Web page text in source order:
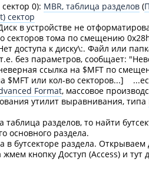
0): MBR, таблица разделов (
сектор
в устройстве не
секторов тома по смещению
дocтyпa к диску\:. Фaйл или
без параметров, сообщает:
ссылка на $MFT по
$MFT или кол-во секторов...]
Format, массовое
утилит выравнивания, типа
разделов, то найти
основного раздела.
бутсекторе раздела.
кнопку Доступ (Access) и тут